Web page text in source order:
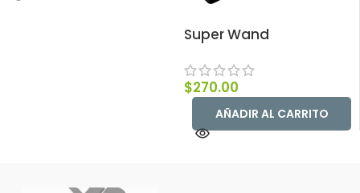
Super Wand
$270.00
AÑADIR AL CARRITO